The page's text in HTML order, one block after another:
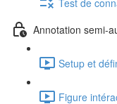
Annotation semi-
Setup et
Figure